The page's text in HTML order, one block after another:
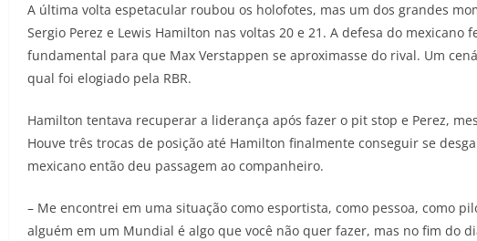
A última volta espetacular roubou os holofotes, mas um dos grandes
Sergio Perez e Lewis Hamilton nas voltas 20 e 21. A defesa do
fundamental para que Max Verstappen se aproximasse do rival. Um
qual foi elogiado pela RBR.
Hamilton tentava recuperar a liderança após fazer o pit stop e Perez,
Houve três trocas de posição até Hamilton finalmente conseguir se
mexicano então deu passagem ao companheiro.
– Me encontrei em uma situação como esportista, como pessoa, como
alguém em um Mundial é algo que você não quer fazer, mas no fim do